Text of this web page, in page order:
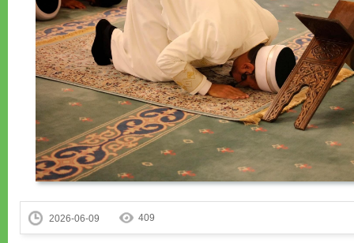
2026-06-09 409